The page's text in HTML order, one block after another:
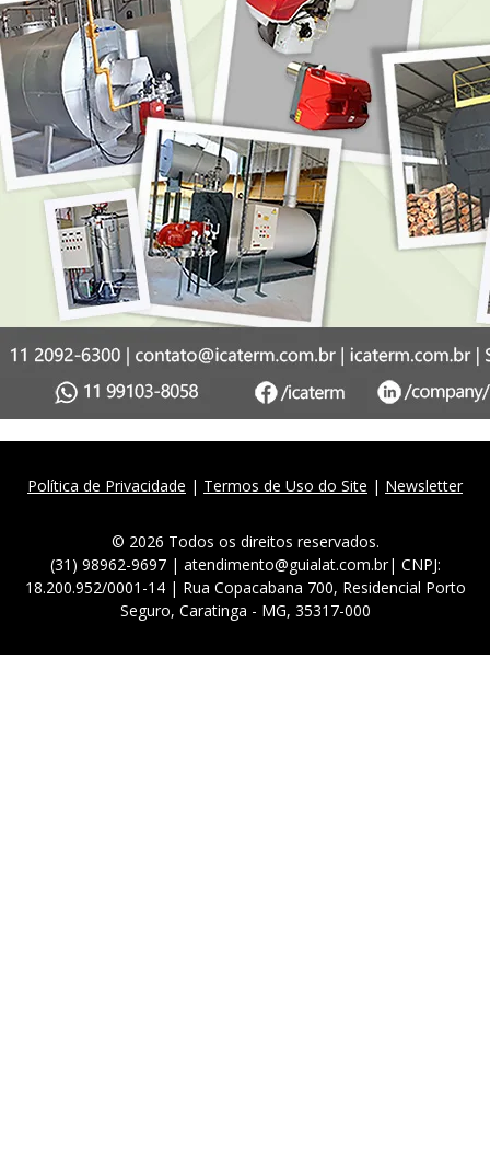
Política de Privacidade | Termos de Uso do Site | Newsletter
© 2026 Todos os direitos reservados.
(31) 98962-9697 | atendimento@guialat.com.br| CNPJ:
18.200.952/0001-14 | Rua Copacabana 700, Residencial Porto
Seguro, Caratinga - MG, 35317-000